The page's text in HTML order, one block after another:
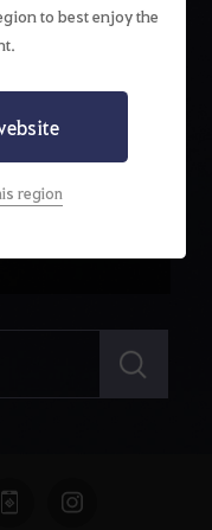
to best enjoy the
region
험치 45,000
품 상자 2개
험치 30,000
정수 1개
인장 1개